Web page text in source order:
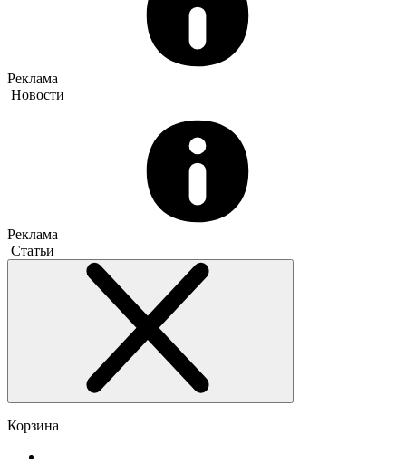
Реклама
Новости
Реклама
Статьи
Корзина